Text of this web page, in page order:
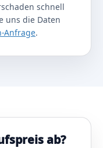
schnell
uns die Daten
Anfrage.
ab?